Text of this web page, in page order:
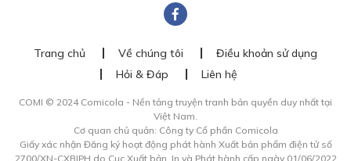
Trang chủ Về chúng tôi
Điều khoản sử dụng
Hỏi & Đáp
Liên hệ
COMI © 2024 Comicola - Nền tảng truyện tranh bản quyền duy nhất tại
Việt Nam.
Cơ quan chủ quản: Công ty Cổ phần Comicola
Giấy xác nhận Đăng ký hoạt động phát hành Xuất bản phẩm điện tử số
2700/XN-CXBIPH do Cục Xuất bản, In và Phát hành cấp ngày 01/06/2022